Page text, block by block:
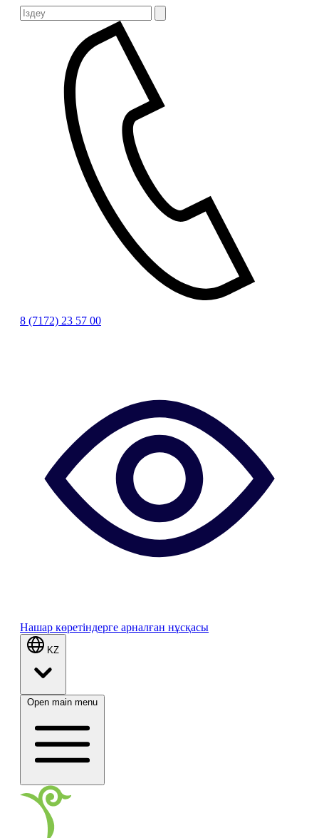
8 (7172) 23 57 00
Нашар көретіндерге арналған нұсқасы
KZ
Open main menu